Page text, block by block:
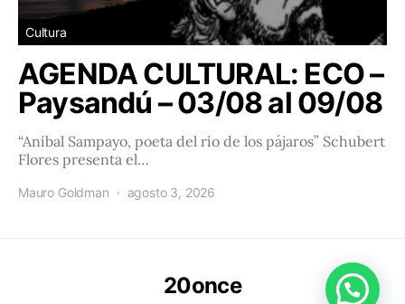
Cultura
AGENDA CULTURAL: ECO –
Paysandú – 03/08 al 09/08
“Aníbal Sampayo, poeta del río de los pájaros” Schubert
Flores presenta el…
Mauro Goldman agosto 3, 2026
20once